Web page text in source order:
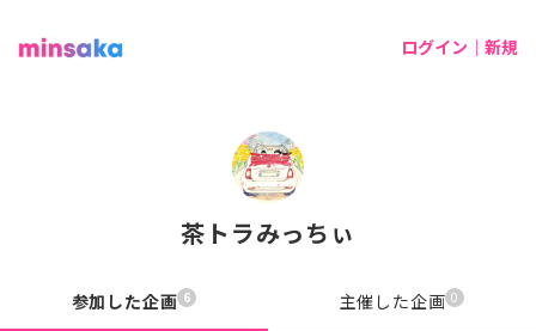
ログイン｜新規
茶トラみっちぃ
参加した企画 6 主催した企画 0